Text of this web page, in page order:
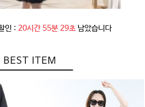
인 : 20시간 55분 26초 남았습니다